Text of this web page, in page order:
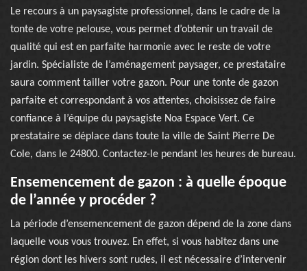
Le recours à un paysagiste professionnel, dans le cadre de la
tonte de votre pelouse, vous permet d’obtenir un travail de
qualité qui est en parfaite harmonie avec le reste de votre
jardin. Spécialiste de l’aménagement paysager, ce prestataire
saura comment tailler votre gazon. Pour une tonte de gazon
parfaite et correspondant à vos attentes, choisissez de faire
confiance à l’équipe du paysagiste Noa Espace Vert. Ce
prestataire se déplace dans toute la ville de Saint Pierre De
Cole, dans le 24800. Contactez-le pendant les heures de bureau.
Ensemencement de gazon : à quelle époque
de l’année y procéder ?
La période d’ensemencement de gazon dépend de la zone dans
laquelle vous vous trouvez. En effet, si vous habitez dans une
région dont les hivers sont rudes, il est nécessaire d’intervenir